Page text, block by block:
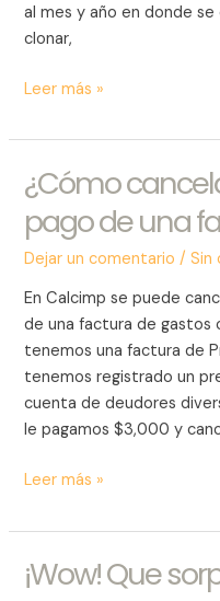
al mes y año en donde
clonar,
Leer más »
¿Cómo
pago de una
Dejar un comentario /Sin
En Calcimp se puede
de una factura de gastos
tenemos una factura de
tenemos registrado un
cuenta de deudores
le pagamos $3,000 y
¿Cómo
cancelar
adeudo
contra
de
una
factura
en
Calcimp?
Leer más »
¡Wow! Que
¡Wow!
Que